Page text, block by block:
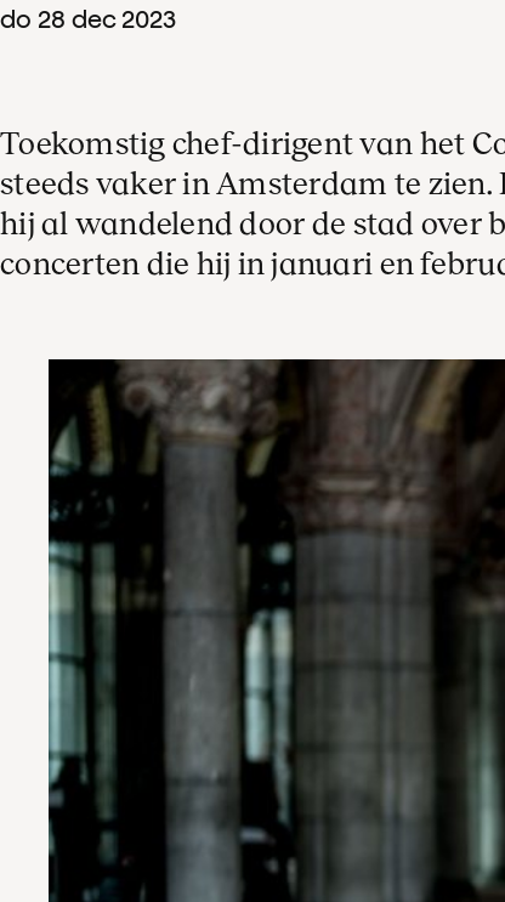
do 28 dec 2023
Toekomstig chef-dirigent van het
steeds vaker in Amsterdam te
hij al wandelend door de stad over
concerten die hij in januari en